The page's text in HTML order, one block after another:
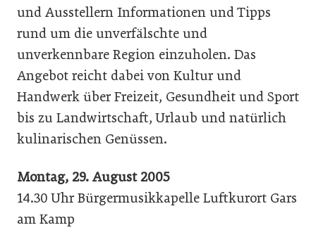
und Ausstellern Informationen und Tipps
rund um die unverfälschte und
unverkennbare Region einzuholen. Das
Angebot reicht dabei von Kultur und
Handwerk über Freizeit, Gesundheit und Sport
bis zu Landwirtschaft, Urlaub und natürlich
kulinarischen Genüssen.
Montag, 29. August 2005
14.30 Uhr Bürgermusikkapelle Luftkurort Gars
am Kamp